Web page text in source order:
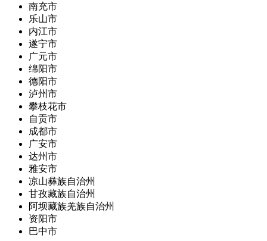
南充市
乐山市
内江市
遂宁市
广元市
绵阳市
德阳市
泸州市
攀枝花市
自贡市
成都市
广安市
达州市
雅安市
凉山彝族自治州
甘孜藏族自治州
阿坝藏族羌族自治州
资阳市
巴中市